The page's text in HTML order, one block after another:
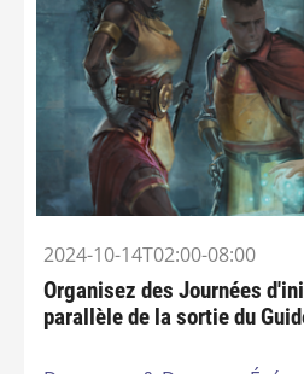
2024-10-14T02:00-08:00
Organisez des Journées
parallèle de la sortie du